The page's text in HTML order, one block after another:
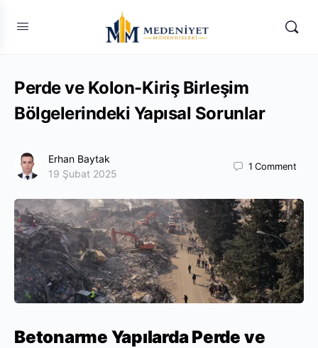
Perde ve Kolon-Kiriş Birleşim
Bölgelerindeki Yapısal Sorunlar
Erhan Baytak
19 Şubat 2025
1Comment
Betonarme Yapılarda Perde ve